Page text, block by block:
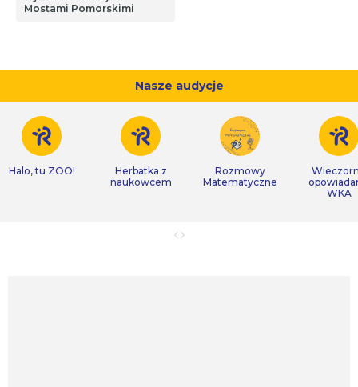
Mostami Pomorskimi
Nasze audycje
Halo, tu ZOO!
Herbatka z
naukowcem
Rozmowy
Matematyczne
WKA